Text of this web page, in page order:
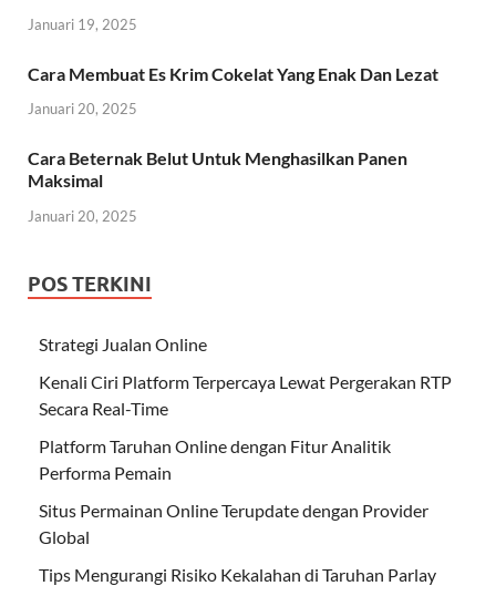
Januari 19, 2025
Cara Membuat Es Krim Cokelat Yang Enak Dan Lezat
Januari 20, 2025
Cara Beternak Belut Untuk Menghasilkan Panen
Maksimal
Januari 20, 2025
POS TERKINI
Strategi Jualan Online
Kenali Ciri Platform Terpercaya Lewat Pergerakan RTP
Secara Real-Time
Platform Taruhan Online dengan Fitur Analitik
Performa Pemain
Situs Permainan Online Terupdate dengan Provider
Global
Tips Mengurangi Risiko Kekalahan di Taruhan Parlay